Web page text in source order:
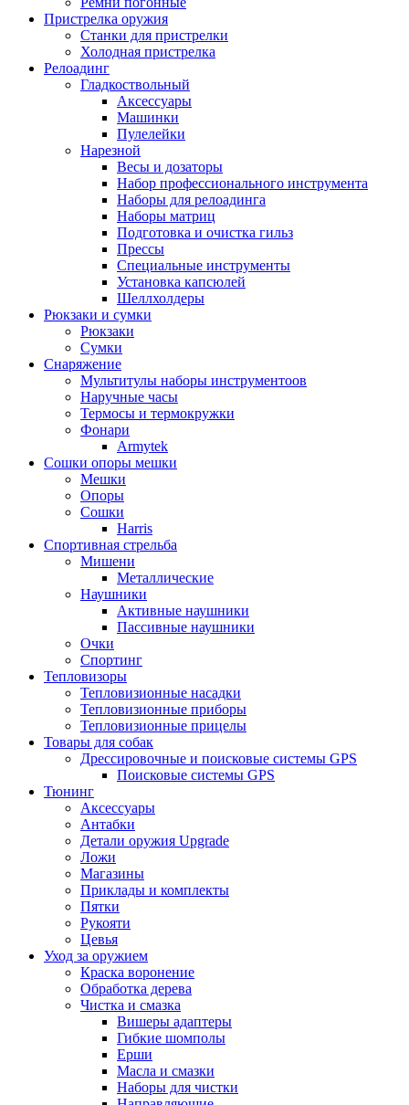
Пристрелка оружия
Станки для пристрелки
Холодная пристрелка
Релоадинг
Гладкоствольный
Аксессуары
Машинки
Пулелейки
Нарезной
Весы и дозаторы
Набор профессионального инструмента
Наборы для релоадинга
Наборы матриц
Подготовка и очистка гильз
Прессы
Специальные инструменты
Установка капсюлей
Шеллхолдеры
Рюкзаки и сумки
Рюкзаки
Сумки
Снаряжение
Мультитулы наборы инструментоов
Наручные часы
Термосы и термокружки
Фонари
Armytek
Сошки опоры мешки
Мешки
Опоры
Сошки
Harris
Спортивная стрельба
Мишени
Металлические
Наушники
Активные наушники
Пассивные наушники
Очки
Спортинг
Тепловизоры
Тепловизионные насадки
Тепловизионные приборы
Тепловизионные прицелы
Товары для собак
Дрессировочные и поисковые системы GPS
Поисковые системы GPS
Тюнинг
Аксессуары
Антабки
Детали оружия Upgrade
Ложи
Магазины
Приклады и комплекты
Пятки
Рукояти
Цевья
Уход за оружием
Краска воронение
Обработка дерева
Чистка и смазка
Вишеры адаптеры
Гибкие шомполы
Ерши
Масла и смазки
Наборы для чистки